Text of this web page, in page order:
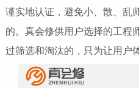
谨实地认证，避免小、散、乱
的。真会修供用户选择的工程
过筛选和淘汰的，只为让用户